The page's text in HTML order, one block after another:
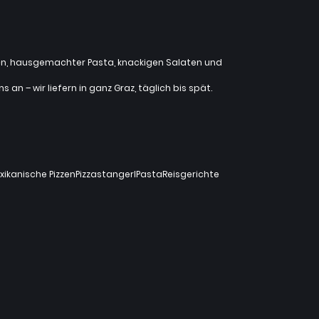
hausgemachter Pasta, knackigen Salaten und
an – wir liefern in ganz Graz, täglich bis spät.
PizzenPizzastangerlPastaReisgerichte